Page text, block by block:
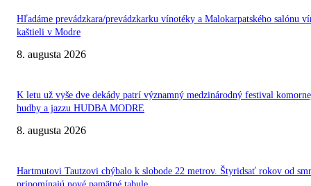
Hľadáme prevádzkara/prevádzkarku vínotéky a Malokarpatského salónu
kaštieli v Modre
8. augusta 2026
K letu už vyše dve dekády patrí významný medzinárodný festival
hudby a jazzu HUDBA MODRE
8. augusta 2026
Hartmutovi Tautzovi chýbalo k slobode 22 metrov. Štyridsať rokov od